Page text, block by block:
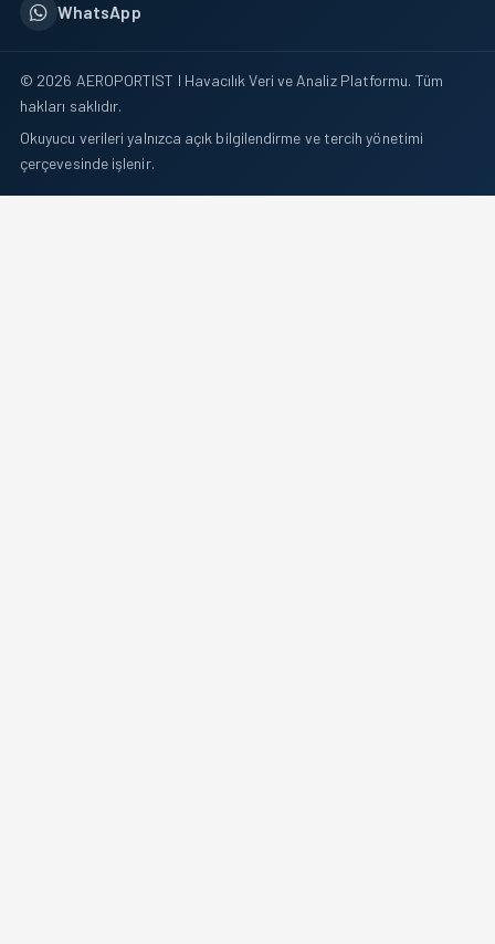
WhatsApp
© 2026 AEROPORTIST I Havacılık Veri ve Analiz Platformu. Tüm
hakları saklıdır.
Okuyucu verileri yalnızca açık bilgilendirme ve tercih yönetimi
çerçevesinde işlenir.